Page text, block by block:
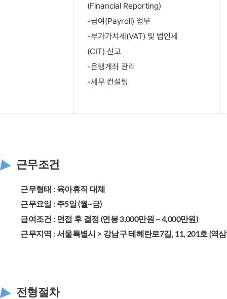
(Financial Reporting)
-급여(Payroll) 업무
-부가가치세(VAT) 및 법인세
(CIT) 신고
-은행계좌 관리
-세무 컨설팅
근무조건
근무형태 : 육아휴직 대체
근무요일 : 주5일 (월~금)
급여조건 : 면접 후 결정 (연봉 3,000만원 ~ 4,000만원)
근무지역 : 서울특별시 > 강남구 테헤란로7길, 11, 201호 (역
전형절차